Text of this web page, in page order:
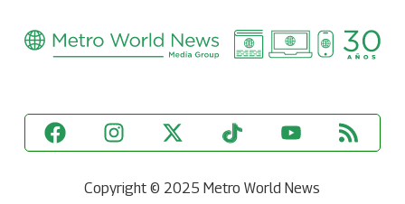
Copyright © 2025 Metro World News